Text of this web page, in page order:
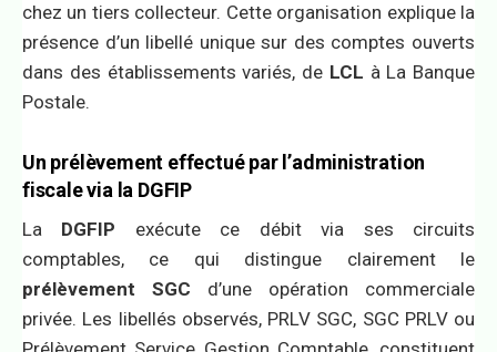
chez un tiers collecteur. Cette organisation explique la
présence d’un libellé unique sur des comptes ouverts
dans des établissements variés, de LCL à La Banque
Postale.
Un prélèvement effectué par l’administration
fiscale via la DGFIP
La DGFIP exécute ce débit via ses circuits
comptables, ce qui distingue clairement le
prélèvement SGC d’une opération commerciale
privée. Les libellés observés, PRLV SGC, SGC PRLV ou